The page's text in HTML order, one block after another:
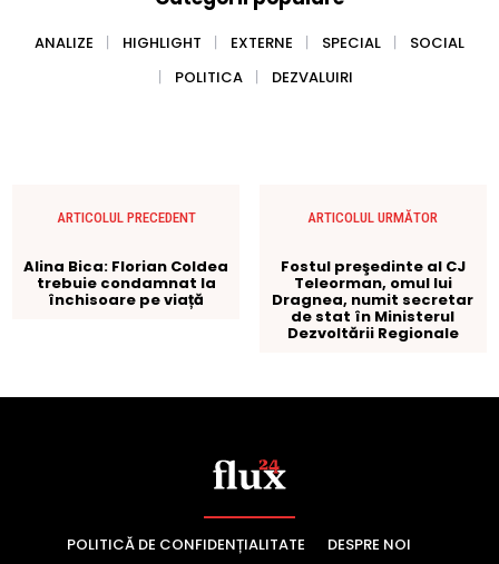
POLITICĂ DE CONFIDENȚIALITATE
DESPRE NOI